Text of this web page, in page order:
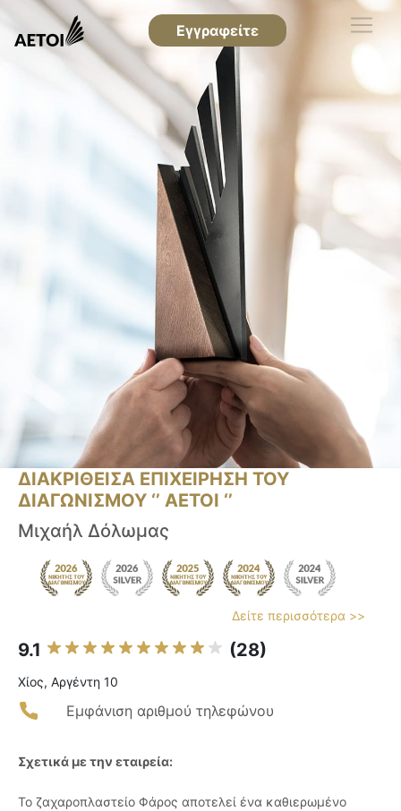
Εγγραφείτε
ΔΙΑΚΡΙΘΕΙΣΑ ΕΠΙΧΕΙΡΗΣΗ ΤΟΥ
ΔΙΑΓΩΝΙΣΜΟΥ ‘’ ΑΕΤΟΙ ‘’
Μιχαήλ Δόλωμας
Δείτε περισσότερα >>
9.1 (28)
Χίος, Αργέντη 10
Εμφάνιση αριθμού τηλεφώνου
Σχετικά με την εταιρεία:
Το ζαχαροπλαστείο Φάρος αποτελεί ένα καθιερωμένο